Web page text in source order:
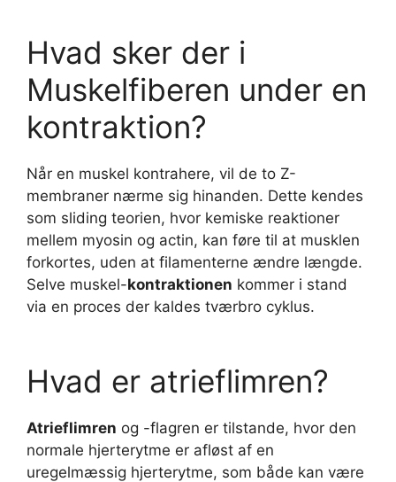
Hvad sker der i
Muskelfiberen under en
kontraktion?
Når en muskel kontrahere, vil de to Z-
membraner nærme sig hinanden. Dette kendes
som sliding teorien, hvor kemiske reaktioner
mellem myosin og actin, kan føre til at musklen
forkortes, uden at filamenterne ændre længde.
Selve muskel-kontraktionen kommer i stand
via en proces der kaldes tværbro cyklus.
Hvad er atrieflimren?
Atrieflimren og -flagren er tilstande, hvor den
normale hjerterytme er afløst af en
uregelmæssig hjerterytme, som både kan være